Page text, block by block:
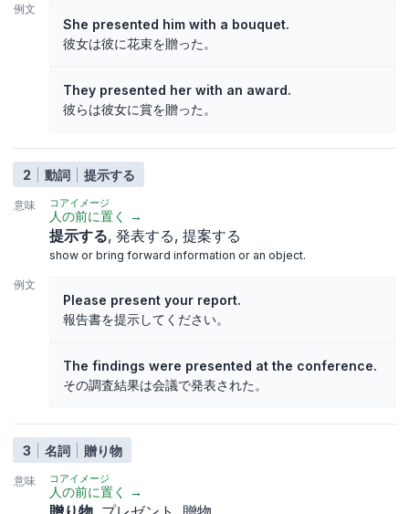
例文
She presented him with a bouquet.
彼女は彼に花束を贈った。
They presented her with an award.
彼らは彼女に賞を贈った。
2 動詞 提示する
意味 コアイメージ
人の前に置く →
提示する 発表する 提案する
show or bring forward information or an object.
例文
Please present your report.
報告書を提示してください。
The findings were presented at the conference.
その調査結果は会議で発表された。
3 名詞 贈り物
意味 コアイメージ
人の前に置く →